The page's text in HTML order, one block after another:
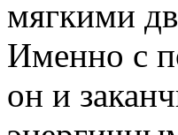
мягкими
Именно с
он и